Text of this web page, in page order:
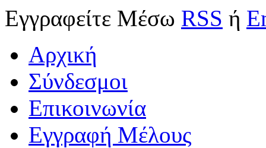
Εγγραφείτε Μέσω RSS ή
Αρχική
Σύνδεσμοι
Επικοινωνία
Εγγραφή Μέλους